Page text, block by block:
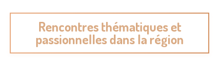
Rencontres thématiques et
passionnelles dans la région